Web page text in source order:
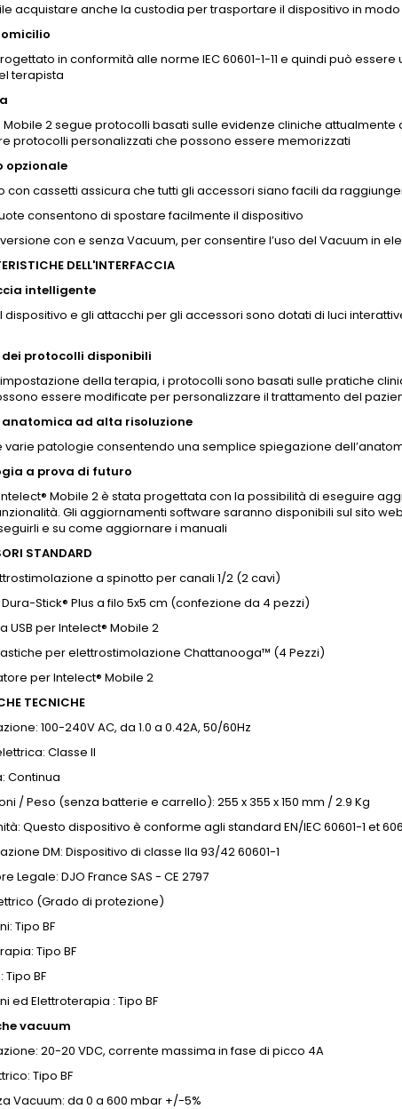
acquistare anche la custodia per trasportare il dispositivo in
in conformità alle norme IEC 60601-1-11 e quindi può
terapista
Mobile 2 segue protocolli basati sulle evidenze cliniche
protocolli personalizzati che possono essere memorizzati
opzionale
con cassetti assicura che tutti gli accessori siano facili da
consentono di spostare facilmente il dispositivo
versione con e senza Vacuum, per consentire l’uso del Vacuum in
DELL'INTERFACCIA
intelligente
dispositivo e gli attacchi per gli accessori sono dotati di luci
dei protocolli disponibili
della terapia, i protocolli sono basati sulle pratiche
essere modificate per personalizzare il trattamento del
anatomica ad alta risoluzione
varie patologie consentendo una semplice spiegazione
a prova di futuro
Mobile 2 è stata progettata con la possibilità di eseguire
Gli aggiornamenti software saranno disponibili sul sito
e su come aggiornare i manuali
STANDARD
a spinotto per canali 1/2 (2 cavi)
Stick® Plus a filo 5x5 cm (confezione da 4 pezzi)
USB per Intelect® Mobile 2
per elettrostimolazione Chattanooga™ (4 Pezzi)
per Intelect® Mobile 2
TECNICHE
100-240V AC, da 1.0 a 0.42A, 50/60Hz
Classe II
Continua
/ Peso (senza batterie e carrello): 255 x 355 x 150 mm / 2.9 Kg
Questo dispositivo è conforme agli standard EN/IEC 60601-1 et
DM: Dispositivo di classe IIa 93/42 60601-1
Legale: DJO France SAS - CE 2797
(Grado di protezione)
Tipo BF
Tipo BF
BF
ed Elettroterapia : Tipo BF
vacuum
20-20 VDC, corrente massima in fase di picco 4A
Tipo BF
Vacuum: da 0 a 600 mbar +/-5%